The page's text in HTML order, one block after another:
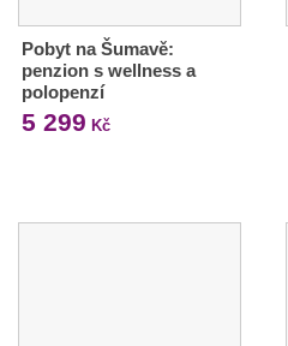
Pobyt na Šumavě:
penzion s wellness a
polopenzí
5 299 Kč